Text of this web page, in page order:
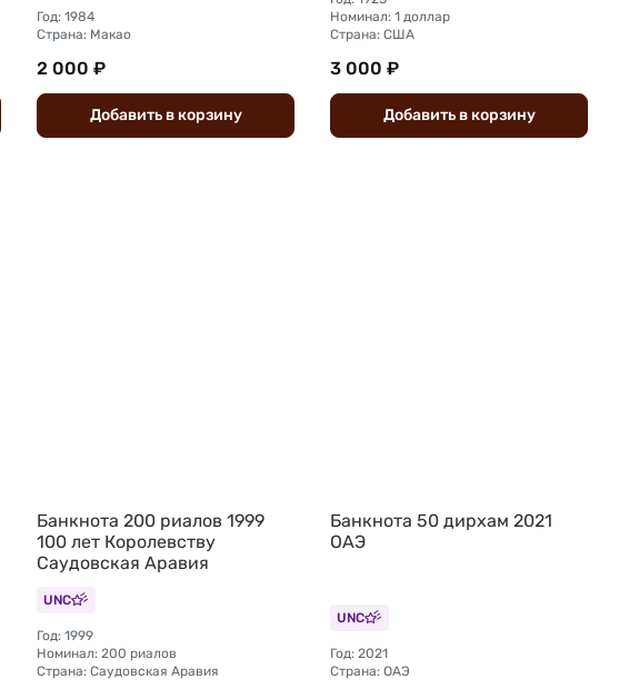
Год: 1984
Страна: Макао
2 000 ₽
Добавить вкорзину
Номинал: 1 доллар
Страна: США
3 000 ₽
Добавить вкорзину
Банкнота 200 риалов 1999
100 лет Королевству
Саудовская Аравия
UNC
Год: 1999
Номинал: 200 риалов
Страна: Саудовская Аравия
Банкнота 50 дирхам 2021
ОАЭ
UNC
Год: 2021
Страна: ОАЭ